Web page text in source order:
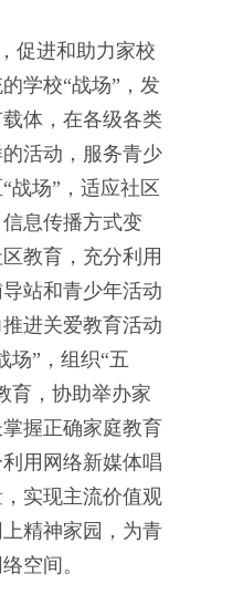
进和助力家校
学校“战场”，发
体，在各级各类
活动，服务青少
战场”，适应社区
息传播方式变
教育，充分利用
站和青少年活动
进关爱教育活动
场”，组织“五
育，协助举办家
握正确家庭教育
用网络新媒体唱
实现主流价值观
精神家园，为青
空间。